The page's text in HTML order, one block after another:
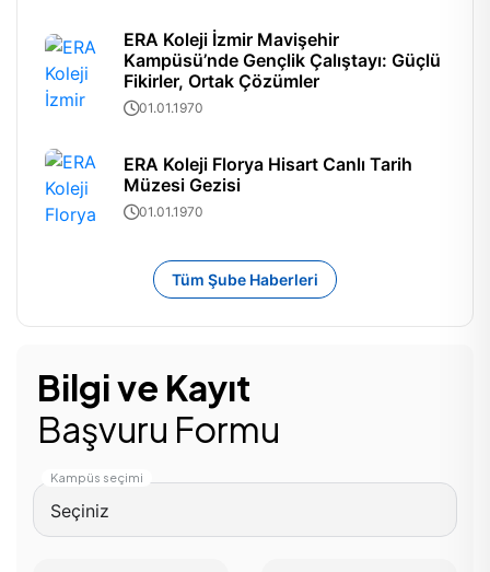
ERA Koleji İzmir Mavişehir
Kampüsü’nde Gençlik Çalıştayı: Güçlü
Fikirler, Ortak Çözümler
01.01.1970
ERA Koleji Florya Hisart Canlı Tarih
Müzesi Gezisi
01.01.1970
Tüm Şube Haberleri
Bilgi ve Kayıt
Başvuru Formu
Kampüs seçimi